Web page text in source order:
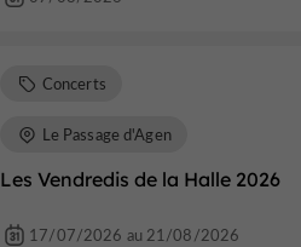
Les Vendredis de la Halle 2026
Concerts
Le Passage d'Agen
17/07/2026 au 21/08/2026